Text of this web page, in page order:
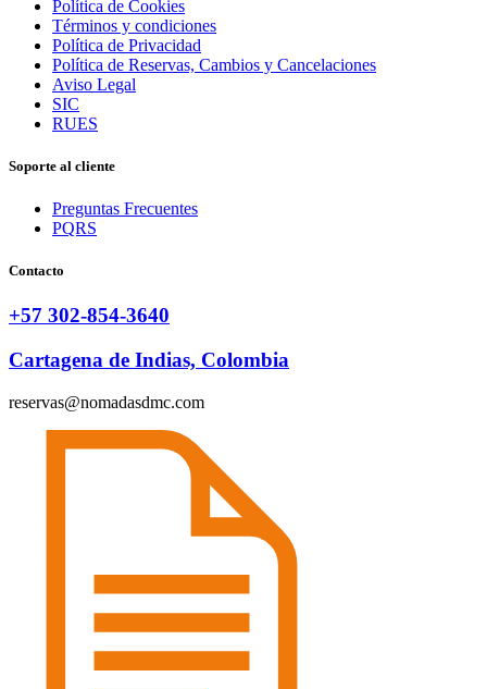
Política de Cookies
Términos y condiciones
Política de Privacidad
Política de Reservas, Cambios y Cancelaciones
Aviso Legal
SIC
RUES
Soporte al cliente
Preguntas Frecuentes
PQRS
Contacto
+57 302-854-3640
Cartagena de Indias, Colombia
reservas@nomadasdmc.com